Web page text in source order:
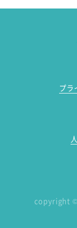
プラ
copyright ©